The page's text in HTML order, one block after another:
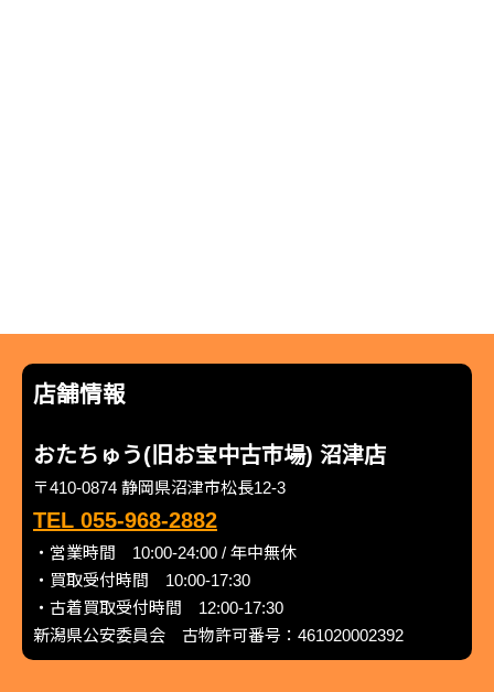
店舗情報
おたちゅう(旧お宝中古市場) 沼津店
〒410-0874 静岡県沼津市松長12-3
TEL 055-968-2882
・営業時間 10:00-24:00 / 年中無休
・買取受付時間 10:00-17:30
・古着買取受付時間 12:00-17:30
新潟県公安委員会 古物許可番号：461020002392